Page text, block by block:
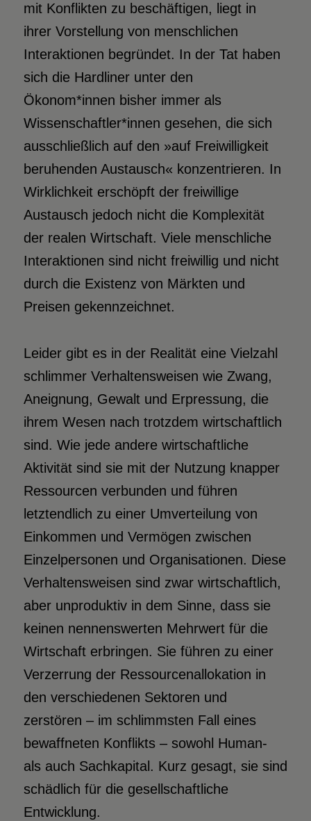
mit Konflikten zu beschäftigen, liegt in
ihrer Vorstellung von menschlichen
Interaktionen begründet. In der Tat haben
sich die Hardliner unter den
Ökonom*innen bisher immer als
Wissenschaftler*innen gesehen, die sich
ausschließlich auf den »auf Freiwilligkeit
beruhenden Austausch« konzentrieren. In
Wirklichkeit erschöpft der freiwillige
Austausch jedoch nicht die Komplexität
der realen Wirtschaft. Viele menschliche
Interaktionen sind nicht freiwillig und nicht
durch die Existenz von Märkten und
Preisen gekennzeichnet.
Leider gibt es in der Realität eine Vielzahl
schlimmer Verhaltensweisen wie Zwang,
Aneignung, Gewalt und Erpressung, die
ihrem Wesen nach trotzdem wirtschaftlich
sind. Wie jede andere wirtschaftliche
Aktivität sind sie mit der Nutzung knapper
Ressourcen verbunden und führen
letztendlich zu einer Umverteilung von
Einkommen und Vermögen zwischen
Einzelpersonen und Organisationen. Diese
Verhaltensweisen sind zwar wirtschaftlich,
aber unproduktiv in dem Sinne, dass sie
keinen nennenswerten Mehrwert für die
Wirtschaft erbringen. Sie führen zu einer
Verzerrung der Ressourcenallokation in
den verschiedenen Sektoren und
zerstören – im schlimmsten Fall eines
bewaffneten Konflikts – sowohl Human-
als auch Sachkapital. Kurz gesagt, sie sind
schädlich für die gesellschaftliche
Entwicklung.